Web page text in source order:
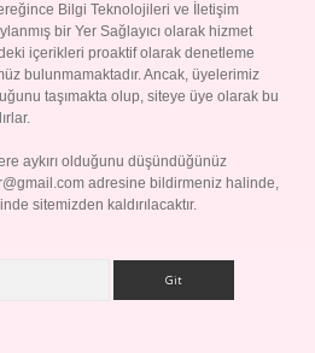
Bilgi Teknolojileri ve İletişim
bir Yer Sağlayıcı olarak hizmet
içerikleri proaktif olarak denetleme
bulunmamaktadır. Ancak, üyelerimiz
taşımakta olup, siteye üye olarak bu
aykırı olduğunu düşündüğünüz
adresine bildirmeniz halinde,
sitemizden kaldırılacaktır.